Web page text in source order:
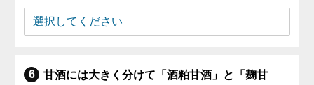
甘酒には大きく分けて「酒粕甘酒」と「麹甘